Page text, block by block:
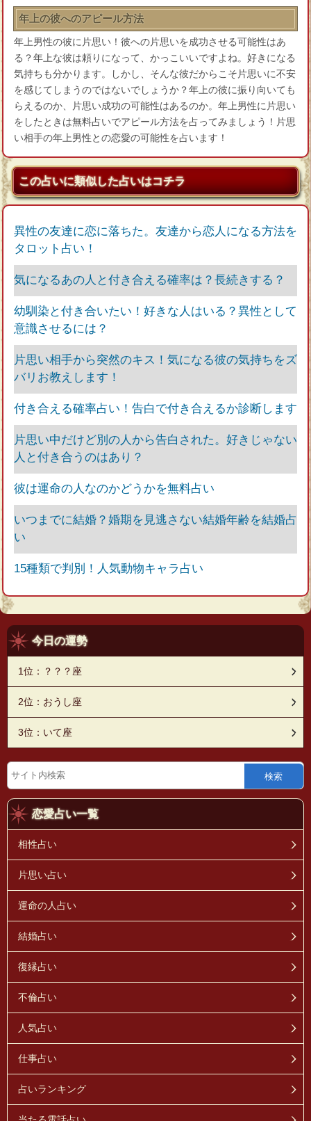
年上の彼へのアピール方法
年上男性の彼に片思い！彼への片思いを成功させる可能性はあ
る？年上な彼は頼りになって、かっこいいですよね。好きになる
気持ちも分かります。しかし、そんな彼だからこそ片思いに不安
を感じてしまうのではないでしょうか？年上の彼に振り向いても
らえるのか、片思い成功の可能性はあるのか。年上男性に片思い
をしたときは無料占いでアピール方法を占ってみましょう！片思
い相手の年上男性との恋愛の可能性を占います！
この占いに類似した占いはコチラ
異性の友達に恋に落ちた。友達から恋人になる方法を
タロット占い！
気になるあの人と付き合える確率は？長続きする？
幼馴染と付き合いたい！好きな人はいる？異性として
意識させるには？
片思い相手から突然のキス！気になる彼の気持ちをズ
バリお教えします！
付き合える確率占い！告白で付き合えるか診断します
片思い中だけど別の人から告白された。好きじゃない
人と付き合うのはあり？
彼は運命の人なのかどうかを無料占い
いつまでに結婚？婚期を見逃さない結婚年齢を結婚占
い
15種類で判別！人気動物キャラ占い
今日の運勢
1位：？？？座
2位：おうし座
3位：いて座
検索
恋愛占い一覧
相性占い
片思い占い
運命の人占い
結婚占い
復縁占い
不倫占い
人気占い
仕事占い
占いランキング